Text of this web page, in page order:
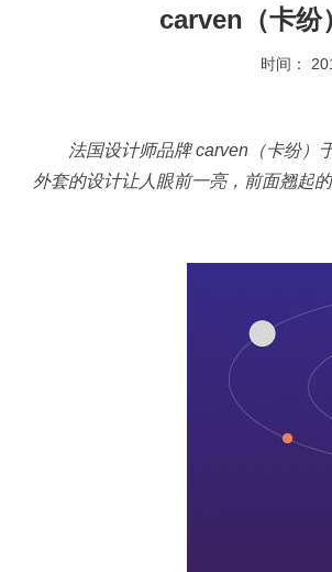
carven（卡纷
时间：
法国设计师品牌 carven（卡纷）
外套的设计让人眼前一亮，前面翘起